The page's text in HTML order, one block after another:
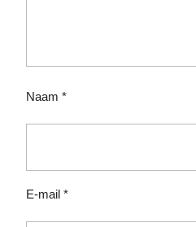
Naam *
E-mail *